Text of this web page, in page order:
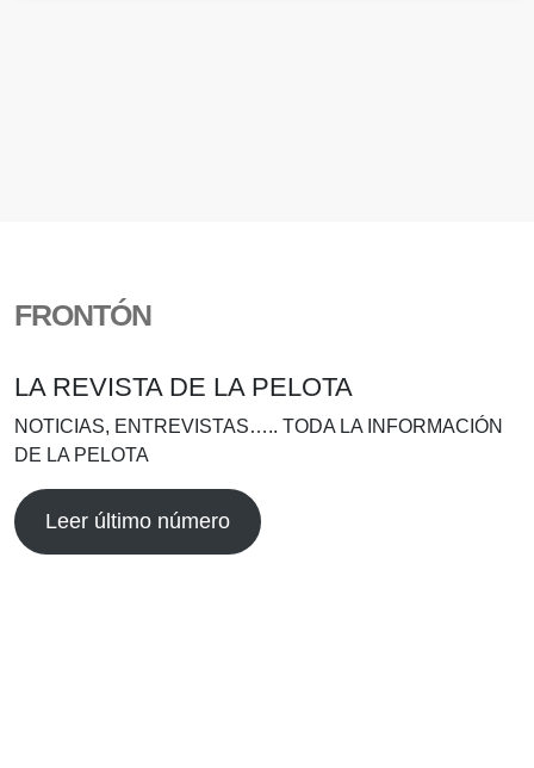
FRONTÓN
LA REVISTA DE LA PELOTA
NOTICIAS, ENTREVISTAS….. TODA LA INFORMACIÓN
DE LA PELOTA
Leer último número